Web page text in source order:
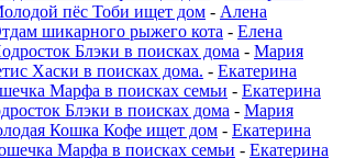
пёс Тоби ищет дом - Алена
шикарного рыжего кота - Елена
Блэки в поисках дома - Мария
Хаски в поисках дома. - Екатерина
Марфа в поисках семьи - Екатерина
Блэки в поисках дома - Мария
Кошка Кофе ищет дом - Екатерина
Марфа в поисках семьи - Екатерина